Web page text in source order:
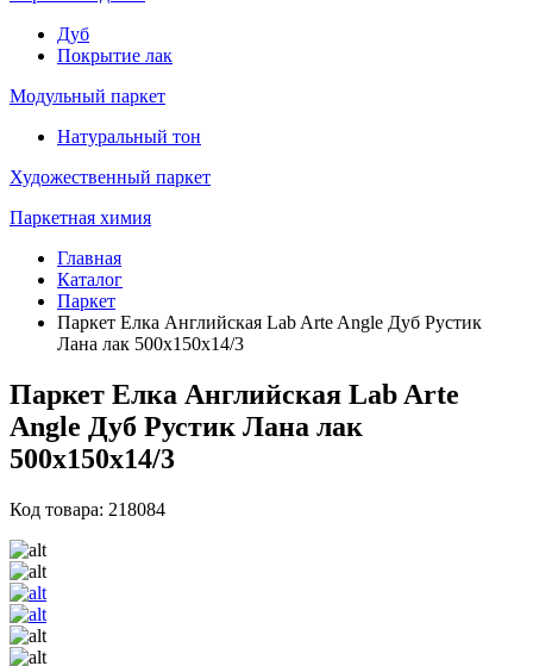
Дуб
Покрытие лак
Модульный паркет
Натуральный тон
Художественный паркет
Паркетная химия
Главная
Каталог
Паркет
Паркет Елка Английская Lab Arte Angle Дуб Рустик
Лана лак 500х150х14/3
Паркет Елка Английская Lab Arte
Angle Дуб Рустик Лана лак
500х150х14/3
Код товара: 218084